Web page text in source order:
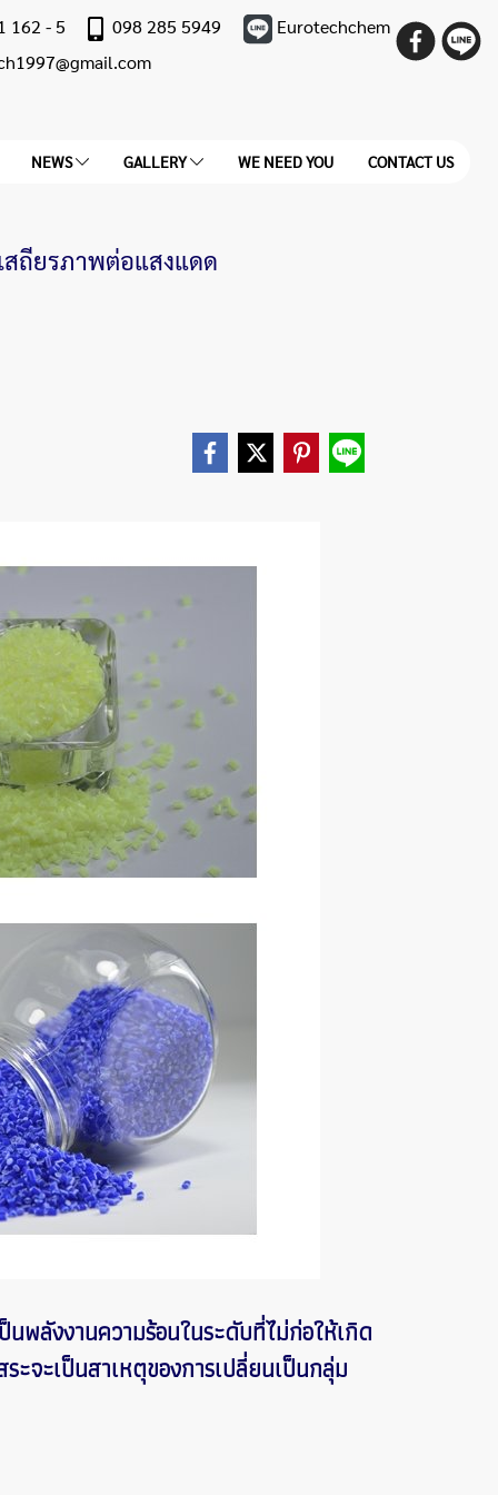
162 - 5 098 285 5949
Eurotechchem
NEWS GALLERY WE NEED YOU CONTACT US
สถียรภาพต่อแสงแดด
พลังงานความร้อนในระดับที่ไม่ก่อให้เกิด
จะเป็นสาเหตุของการเปลี่ยนเป็นกลุ่ม